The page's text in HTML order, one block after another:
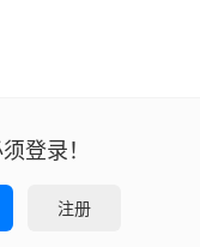
登录！
注册